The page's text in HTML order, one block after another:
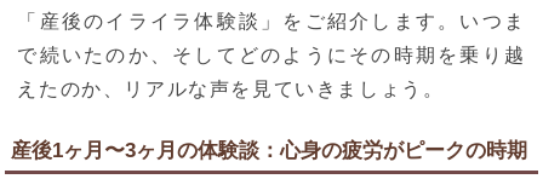
「産後のイライラ体験談」をご紹介します。いつま
で続いたのか、そしてどのようにその時期を乗り越
えたのか、リアルな声を見ていきましょう。
産後1ヶ月〜3ヶ月の体験談：心身の疲労がピークの時期